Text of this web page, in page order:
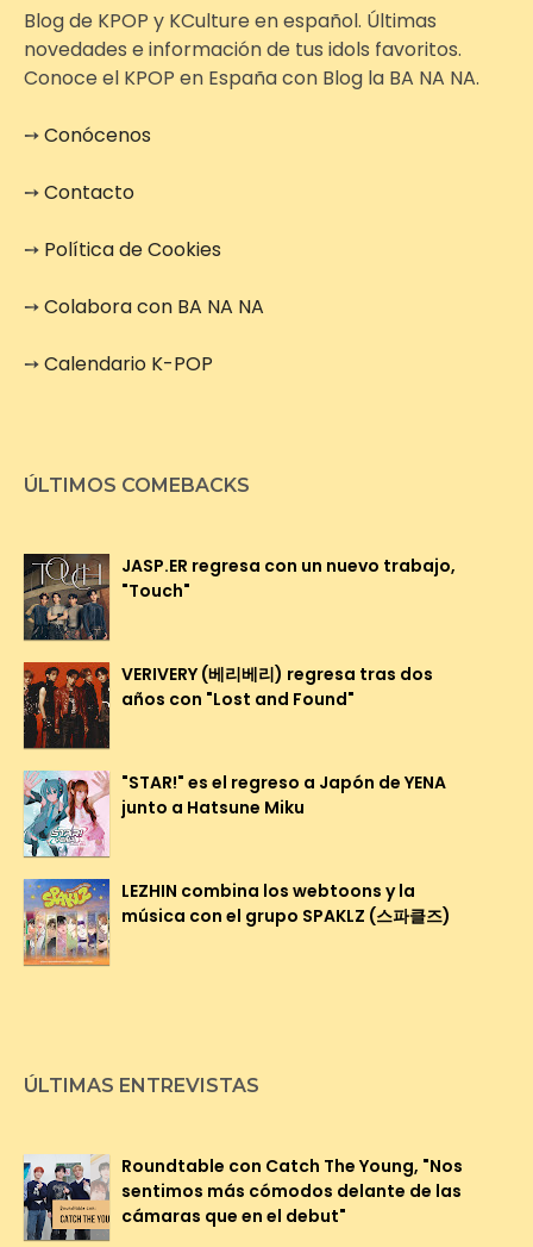
Blog de KPOP y KCulture en español. Últimas
novedades e información de tus idols favoritos.
Conoce el KPOP en España con Blog la BA NA NA.
➙Conócenos
➙Contacto
➙ Política de Cookies
➙Colabora con BA NA NA
➙Calendario K-POP
ÚLTIMOS COMEBACKS
JASP.ER regresa con un nuevo trabajo,
"Touch"
VERIVERY (베리베리) regresa tras dos
años con "Lost and Found"
"STAR!" es el regreso a Japón de YENA
junto a Hatsune Miku
LEZHIN combina los webtoons y la
música con el grupo SPAKLZ (스파클즈)
ÚLTIMAS ENTREVISTAS
Roundtable con Catch The Young, "Nos
sentimos más cómodos delante de las
cámaras que en el debut"